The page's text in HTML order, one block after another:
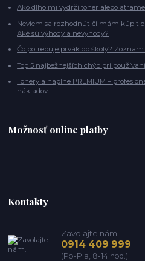
Ako dlho mi vydrží toner alebo
Neviem sa rozhodnúť či mám kúpiť
Aké sú výhody a nevýhody?
Čo potrebuje prvák do školy?
Top 5 najbežnejších chýb pri
Tonery a náplne PREMIUM –
nákladov
Možnosť online platby
Kontakty
Zavolajte nám.
0914 409 999
(Po-Pia, 8-14 hod.)